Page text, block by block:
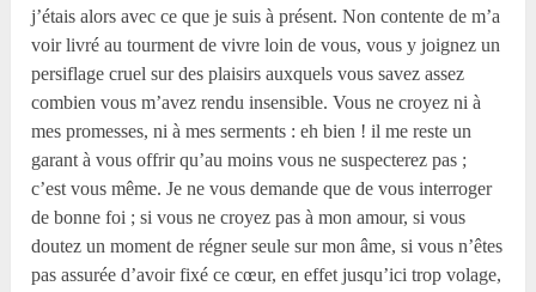
j’étais alors avec ce que je suis à présent. Non contente de m’a
voir livré au tourment de vivre loin de vous, vous y joignez un
persiflage cruel sur des plaisirs auxquels vous savez assez
combien vous m’avez rendu insensible. Vous ne croyez ni à
mes promesses, ni à mes serments : eh bien ! il me reste un
garant à vous offrir qu’au moins vous ne suspecterez pas ;
c’est vous même. Je ne vous demande que de vous interroger
de bonne foi ; si vous ne croyez pas à mon amour, si vous
doutez un moment de régner seule sur mon âme, si vous n’êtes
pas assurée d’avoir fixé ce cœur, en effet jusqu’ici trop volage,